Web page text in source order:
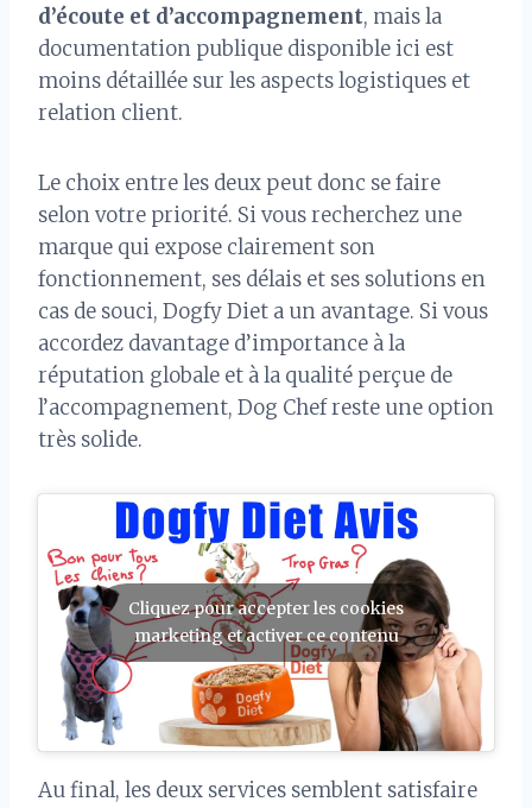
d’écoute et d’accompagnement, mais la
documentation publique disponible ici est
moins détaillée sur les aspects logistiques et
relation client.
Le choix entre les deux peut donc se faire
selon votre priorité. Si vous recherchez une
marque qui expose clairement son
fonctionnement, ses délais et ses solutions en
cas de souci, Dogfy Diet a un avantage. Si vous
accordez davantage d’importance à la
réputation globale et à la qualité perçue de
l’accompagnement, Dog Chef reste une option
très solide.
Cliquez pour accepter les cookies
marketing et activer ce contenu
Au final, les deux services semblent satisfaire